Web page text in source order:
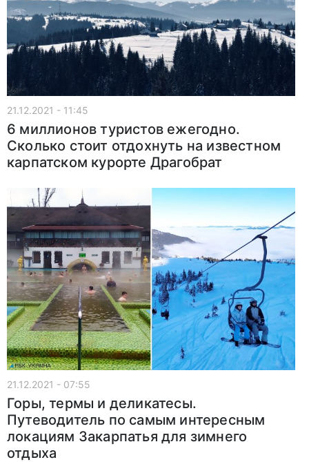
21.12.2021 - 11:45
6 миллионов туристов ежегодно.
Сколько стоит отдохнуть на известном
карпатском курорте Драгобрат
21.12.2021 - 07:55
Горы, термы и деликатесы.
Путеводитель по самым интересным
локациям Закарпатья для зимнего
отдыха